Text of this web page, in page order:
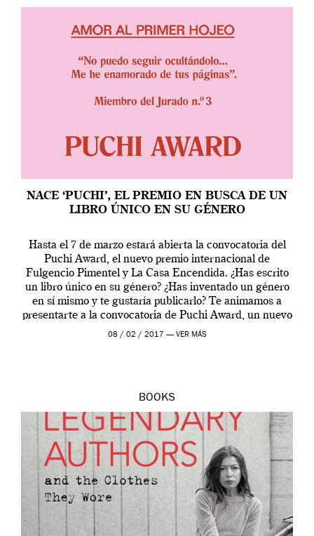
NACE ‘PUCHI’, EL PREMIO EN BUSCA DE UN
LIBRO ÚNICO EN SU GÉNERO
Hasta el 7 de marzo estará abierta la convocatoria del
Puchi Award, el nuevo premio internacional de
Fulgencio Pimentel y La Casa Encendida. ¿Has escrito
un libro único en su género? ¿Has inventado un género
en sí mismo y te gustaría publicarlo? Te animamos a
presentarte a la convocatoria de Puchi Award, un nuevo
premio […]
08 / 02 / 2017 — VER MÁS
BOOKS